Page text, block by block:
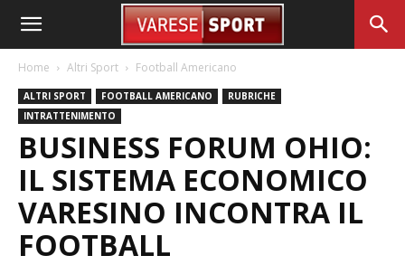
Home Altri Sport Football Americano
ALTRI SPORT FOOTBALL AMERICANO
RUBRICHE
INTRATTENIMENTO
BUSINESS FORUM OHIO:
IL SISTEMA ECONOMICO
VARESINO INCONTRA IL
FOOTBALL